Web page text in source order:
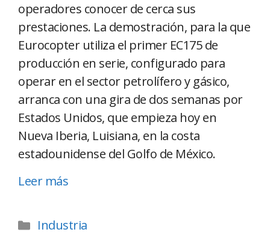
operadores conocer de cerca sus
prestaciones. La demostración, para la que
Eurocopter utiliza el primer EC175 de
producción en serie, configurado para
operar en el sector petrolífero y gásico,
arranca con una gira de dos semanas por
Estados Unidos, que empieza hoy en
Nueva Iberia, Luisiana, en la costa
estadounidense del Golfo de México.
Leer más
Industria